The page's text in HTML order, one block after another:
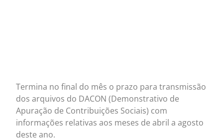
Termina no final do mês o prazo para transmissão
dos arquivos do DACON (Demonstrativo de
Apuração de Contribuições Sociais) com
informações relativas aos meses de abril a agosto
deste ano.